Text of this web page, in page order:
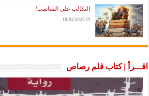
التكالب على المناصب!
18/02/2026
اقـــرأ | كتاب قلم رصاص